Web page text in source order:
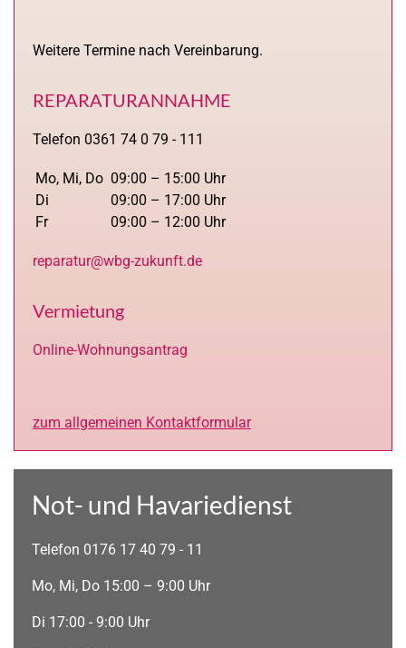
Weitere Termine nach Vereinbarung.
REPARATURANNAHME
Telefon 0361 74 0 79 - 111
Mo, Mi, Do 09:00 – 15:00 Uhr
Di
09:00 – 17:00 Uhr
Fr
09:00 – 12:00 Uhr
reparatur@wbg-zukunft.de
Vermietung
Online-Wohnungsantrag
zum allgemeinen Kontaktformular
Not- und Havariedienst
Telefon 0176 17 40 79 - 11
Mo, Mi, Do 15:00 – 9:00 Uhr
Di 17:00 - 9:00 Uhr